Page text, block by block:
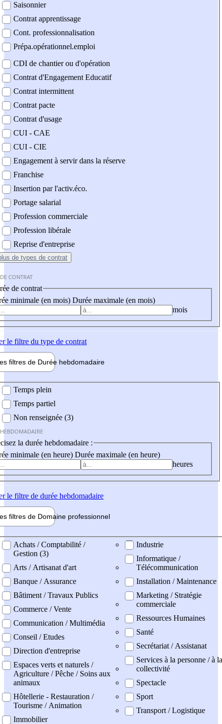
Saisonnier
Contrat apprentissage
Cont. professionnalisation
Prépa.opérationnel.emploi
CDI de chantier ou d'opération
Contrat d'Engagement Educatif
Contrat intermittent
Contrat pacte
Contrat d'usage
CUI - CAE
CUI - CIE
Engagement à servir dans la réserve
Franchise
Insertion par l'activ.éco.
Portage salarial
Profession commerciale
Profession libérale
Reprise d'entreprise
de types de contrat
CONTRAT
de contrat
minimale (en mois) Durée maximale (en mois)
mois
le filtre du type de contrat
filtres de Durée hebdomadaire
Temps plein
Temps partiel
Non renseignée (3)
la durée hebdomadaire :
minimale (en heure) Durée maximale (en heure)
heures
le filtre de durée hebdomadaire
filtres de Domaine professionnel
professionel
Achats / Comptabilité /
Gestion (3)
Arts / Artisanat d'art
Banque / Assurance
Bâtiment / Travaux Publics
Commerce / Vente
Communication / Multimédia
Conseil / Etudes
Direction d'entreprise
Espaces verts et naturels /
Agriculture / Pêche / Soins aux
animaux
Hôtellerie - Restauration /
Tourisme / Animation
Immobilier
Industrie
Informatique /
Télécommunication
Installation / Maintenance
Marketing / Stratégie
commerciale
Ressources Humaines
Santé
Secrétariat / Assistanat
Services à la personne / à la
collectivité
Spectacle
Sport
Transport / Logistique